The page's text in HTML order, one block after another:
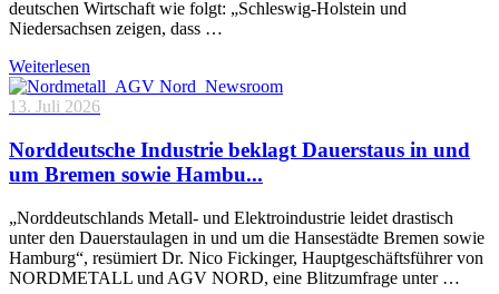
deutschen Wirtschaft wie folgt: „Schleswig-Holstein und
Niedersachsen zeigen, dass …
Weiterlesen
13. Juli 2026
Norddeutsche Industrie beklagt Dauerstaus in und
um Bremen sowie Hambu...
„Norddeutschlands Metall- und Elektroindustrie leidet drastisch
unter den Dauerstaulagen in und um die Hansestädte Bremen sowie
Hamburg“, resümiert Dr. Nico Fickinger, Hauptgeschäftsführer von
NORDMETALL und AGV NORD, eine Blitzumfrage unter …